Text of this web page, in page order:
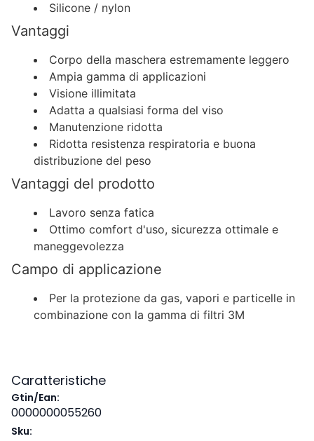
Silicone / nylon
Vantaggi
Corpo della maschera estremamente leggero
Ampia gamma di applicazioni
Visione illimitata
Adatta a qualsiasi forma del viso
Manutenzione ridotta
Ridotta resistenza respiratoria e buona
distribuzione del peso
Vantaggi del prodotto
Lavoro senza fatica
Ottimo comfort d'uso, sicurezza ottimale e
maneggevolezza
Campo di applicazione
Per la protezione da gas, vapori e particelle in
combinazione con la gamma di filtri 3M
Caratteristiche
Gtin/Ean:
0000000055260
Sku: